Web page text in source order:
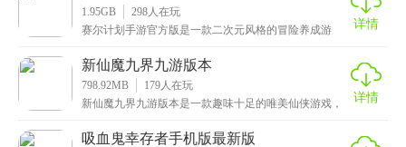
1.95GB 298 人在玩
赛尔计划手游官方版是一款二次元风格的冒险养成游
色都充
详情
新仙魔九界九游版本
798.92MB 179 人在玩
新仙魔九界九游版本是一款趣味十足的唯美仙侠游戏，
效，让
详情
吸血鬼幸存者手机版最新版